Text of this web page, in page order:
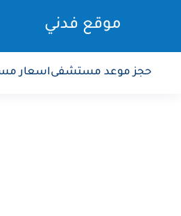
موقع فدني
حجز موعد مستشفىاسعار